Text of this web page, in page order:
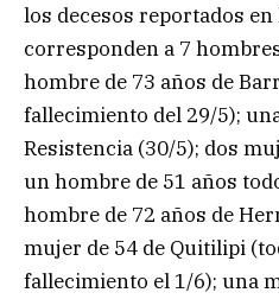
los decesos reportados
corresponden a 7
hombre de 73 años de
fallecimiento del 29/5);
Resistencia (30/5); dos
un hombre de 51 años
hombre de 72 años de
mujer de 54 de Quitilipi
fallecimiento el 1/6); una